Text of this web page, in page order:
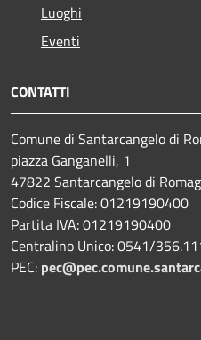
Luoghi
Eventi
CONTATTI
Comune di Santarcangelo di
piazza Ganganelli, 1
47822 Santarcangelo di
Codice Fiscale: 01219190400
Partita IVA: 01219190400
Centralino Unico: 0541/
PEC: